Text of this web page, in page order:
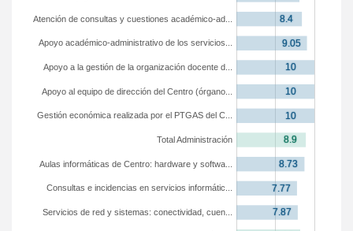
Servicios de red y sistemas: conectividad, cuen...
Consultas e incidencias en servicios informátic...
Aulas informáticas de Centro: hardware y softwa...
Total Administración
Gestión económica realizada por el PTGAS del C...
Apoyo al equipo de dirección del Centro (órgano...
Apoyo a la gestión de la organización docente d...
Apoyo académico-administrativo de los servicios...
Atención de consultas y cuestiones académico-ad...